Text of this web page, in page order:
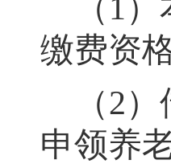
（1）
缴费资
（2）
申领养